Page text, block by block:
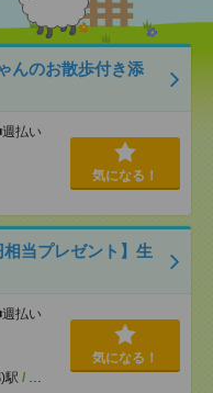
んのお散歩付き添
払い
気になる！
当プレゼント】生
払い
駅 / …
気になる！